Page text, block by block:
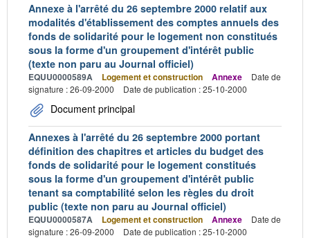
Annexe à l'arrêté du 26 septembre 2000 relatif aux
modalités d'établissement des comptes annuels des
fonds de solidarité pour le logement non constitués
sous la forme d'un groupement d'intérêt public
(texte non paru au Journal officiel)
EQUU0000589A Logement et construction Annexe
Date de
signature : 26-09-2000
Date de publication : 25-10-2000
Document principal
Annexes à l'arrêté du 26 septembre 2000 portant
définition des chapitres et articles du budget des
fonds de solidarité pour le logement constitués
sous la forme d'un groupement d'intérêt public
tenant sa comptabilité selon les règles du droit
public (texte non paru au Journal officiel)
EQUU0000587A Logement et construction Annexe
Date de
signature : 26-09-2000
Date de publication : 25-10-2000